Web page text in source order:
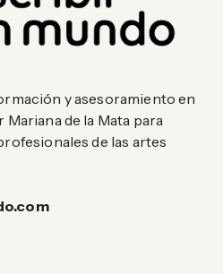
y asesoramiento en
de la Mata para
de las artes